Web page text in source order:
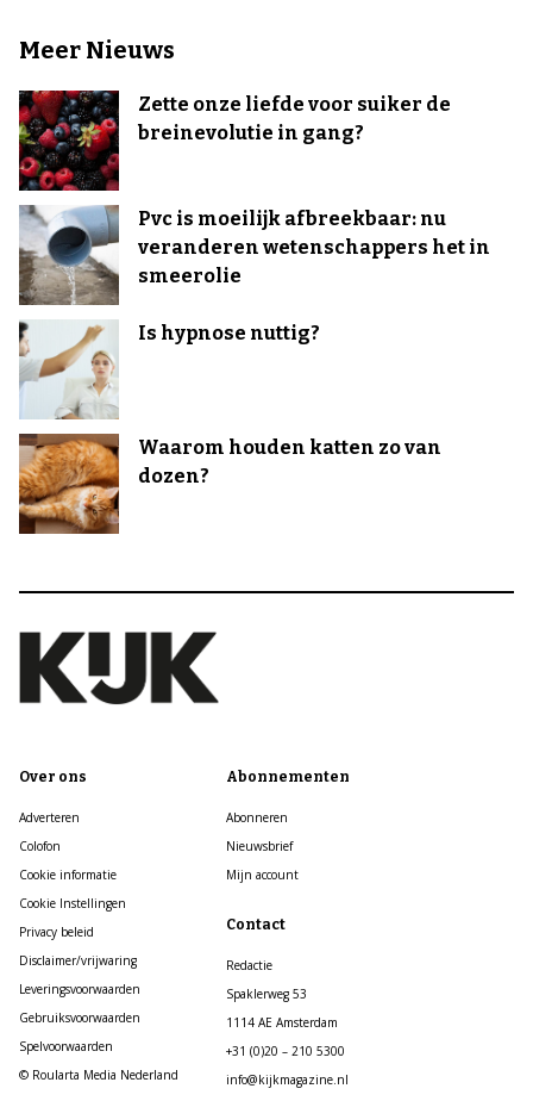
Meer Nieuws
Zette onze liefde voor suiker de
breinevolutie in gang?
Pvc is moeilijk afbreekbaar: nu
veranderen wetenschappers het in
smeerolie
Is hypnose nuttig?
Waarom houden katten zo van
dozen?
Over ons
Adverteren
Colofon
Cookie informatie
Cookie Instellingen
Privacy beleid
Disclaimer/vrijwaring
Leveringsvoorwaarden
Gebruiksvoorwaarden
Spelvoorwaarden
© Roularta Media Nederland
Abonnementen
Abonneren
Nieuwsbrief
Mijn account
Contact
Redactie
Spaklerweg 53
1114 AE Amsterdam
+31 (0)20 – 210 5300
info@kijkmagazine.nl